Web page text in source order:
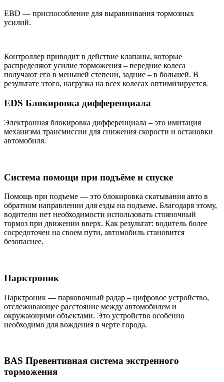
EBD — приспособление для выравнивания тормозных
усилий.
Контроллер приводит в действие клапаны, которые
распределяют усилие торможения – передние колеса
получают его в меньшей степени, задние – в большей. В
результате этого, нагрузка на всех колесах оптимизируется.
EDS Блокировка дифференциала
Электронная блокировка дифференциала – это имитация
механизма трансмиссии для снижения скорости и остановки
автомобиля.
Система помощи при подъёме и спуске
Помощь при подъеме — это блокировка скатывания авто в
обратном направлении для езды на подъеме. Благодаря этому,
водителю нет необходимости использовать стояночный
тормоз при движении вверх. Как результат: водитель более
сосредоточен на своем пути, автомобиль становится
безопаснее.
Парктроник
Парктроник — парковочный радар – цифровое устройство,
отслеживающее расстояние между автомобилем и
окружающими объектами. Это устройство особенно
необходимо для вождения в черте города.
BAS Превентивная система экстренного
торможения